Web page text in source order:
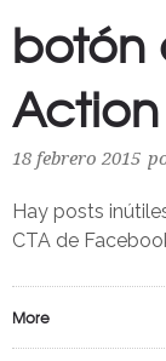
botón
18 febrero 2015
Hay posts
CTA de
More